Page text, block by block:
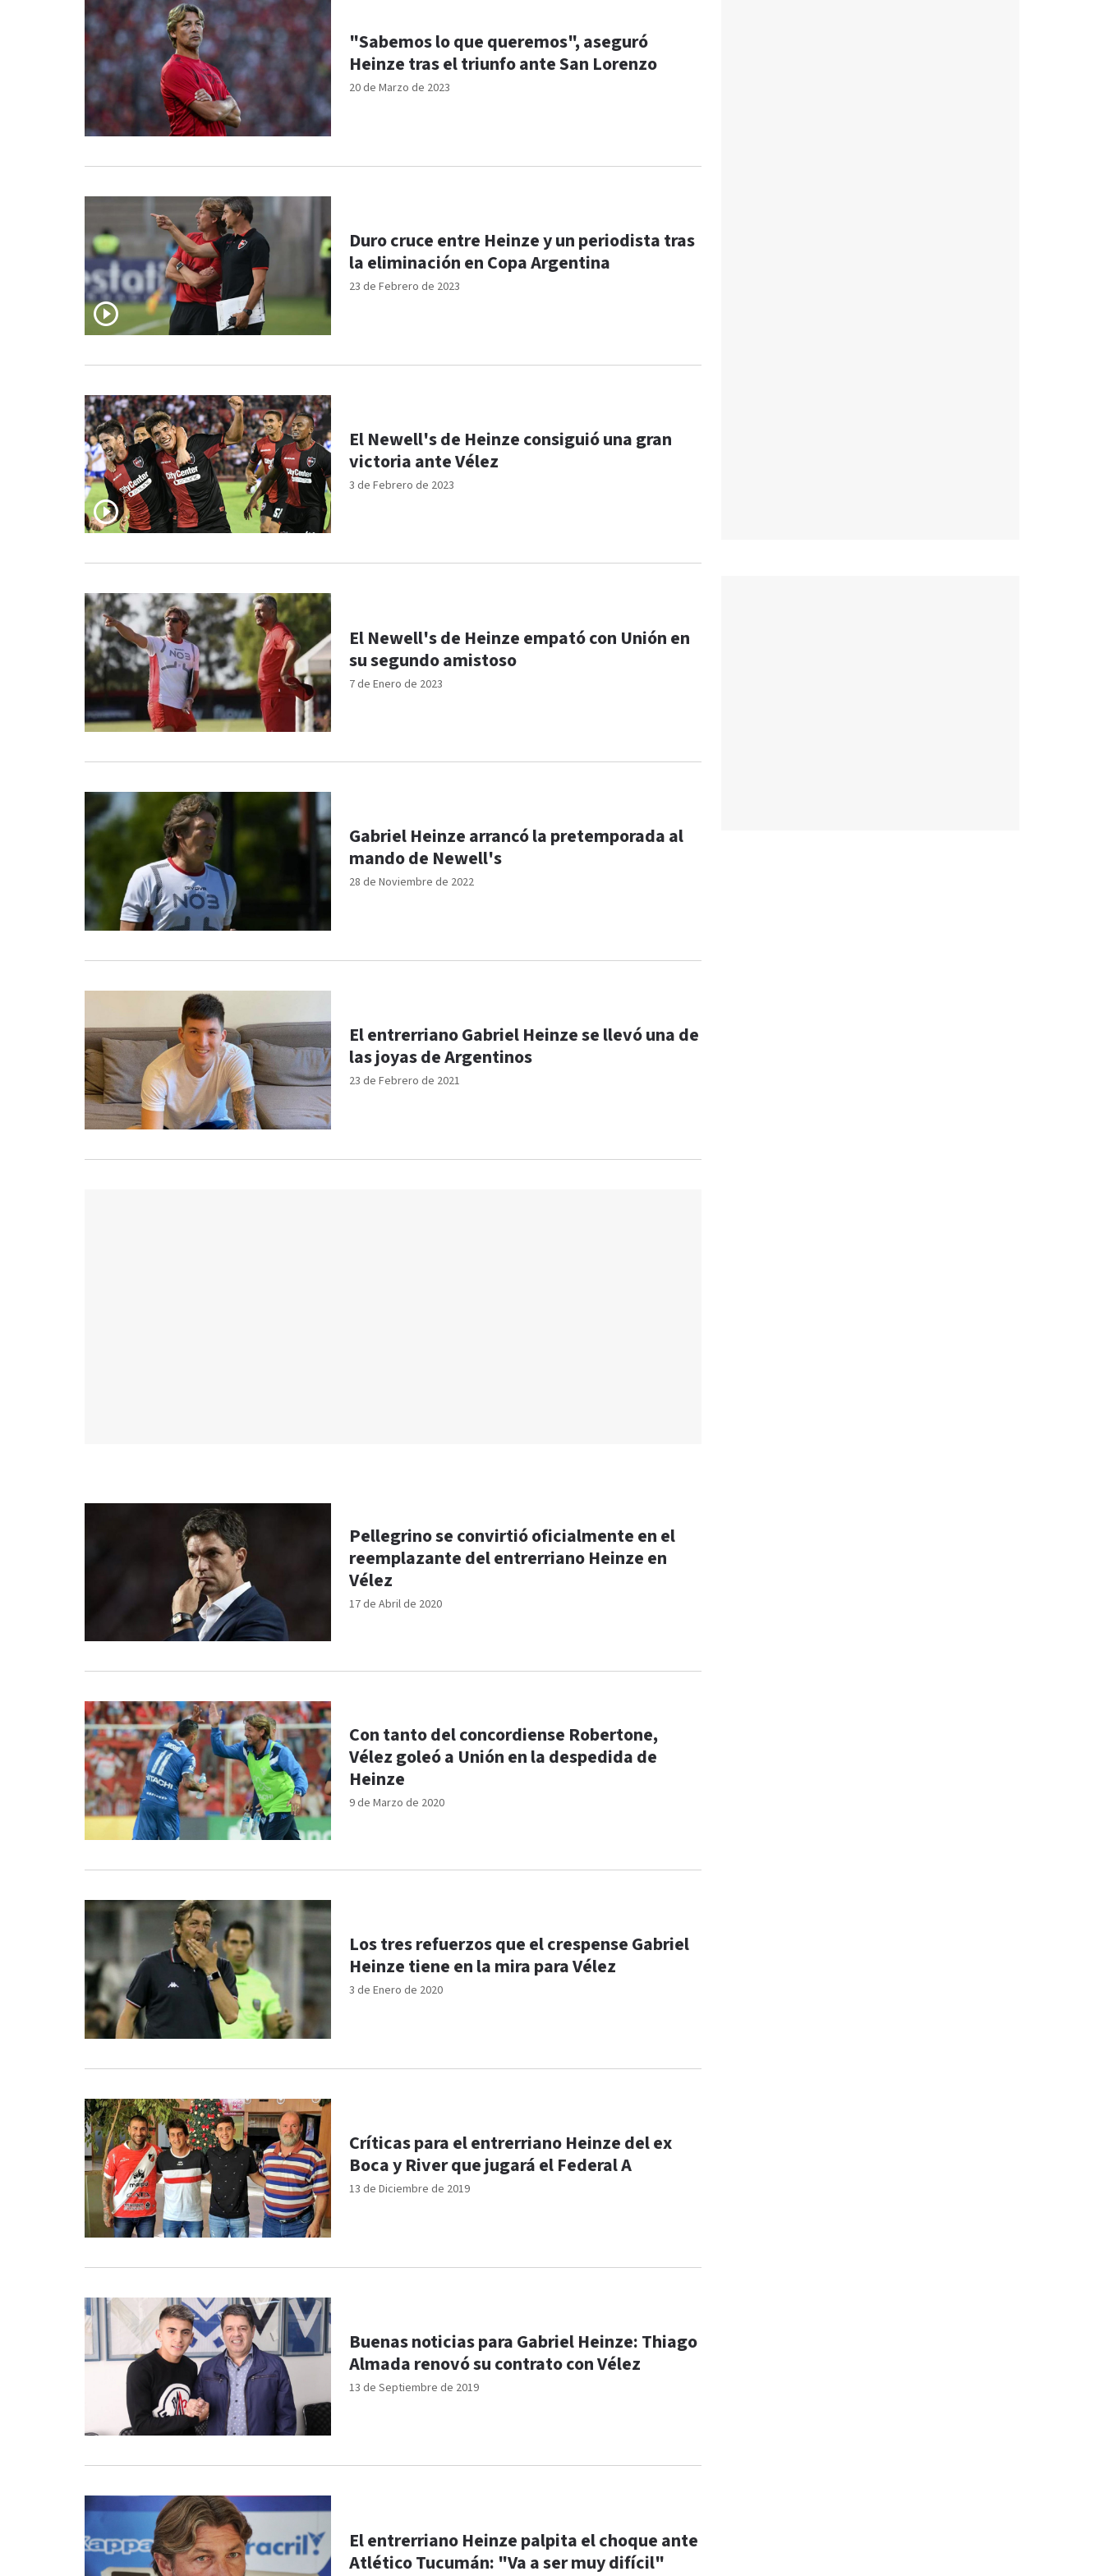
20 de Marzo de 2023
"Sabemos lo que queremos", aseguró
Heinze tras el triunfo ante San Lorenzo
23 de Febrero de 2023
Duro cruce entre Heinze y un periodista tras
la eliminación en Copa Argentina
3 de Febrero de 2023
El Newell's de Heinze consiguió una gran
victoria ante Vélez
7 de Enero de 2023
El Newell's de Heinze empató con Unión en
su segundo amistoso
28 de Noviembre de 2022
Gabriel Heinze arrancó la pretemporada al
mando de Newell's
23 de Febrero de 2021
El entrerriano Gabriel Heinze se llevó una de
las joyas de Argentinos
17 de Abril de 2020
Pellegrino se convirtió oficialmente en el
reemplazante del entrerriano Heinze en
Vélez
9 de Marzo de 2020
Con tanto del concordiense Robertone,
Vélez goleó a Unión en la despedida de
Heinze
3 de Enero de 2020
Los tres refuerzos que el crespense Gabriel
Heinze tiene en la mira para Vélez
13 de Diciembre de 2019
Críticas para el entrerriano Heinze del ex
Boca y River que jugará el Federal A
13 de Septiembre de 2019
Buenas noticias para Gabriel Heinze: Thiago
Almada renovó su contrato con Vélez
El entrerriano Heinze palpita el choque ante
Atlético Tucumán: "Va a ser muy difícil"